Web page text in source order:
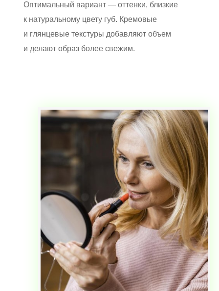
Оптимальный вариант — оттенки, близкие
к натуральному цвету губ. Кремовые
и глянцевые текстуры добавляют объем
и делают образ более свежим.